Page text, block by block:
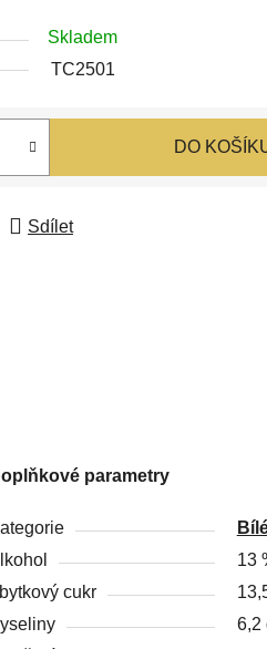
Skladem
TC2501
DO
Sdílet
parametry
13
cukr
6,2